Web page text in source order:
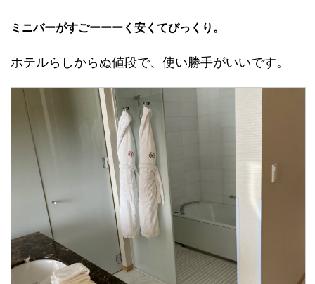
ミニバーがすごーーーく安くてびっくり。
ホテルらしからぬ値段で、使い勝手がいいです。